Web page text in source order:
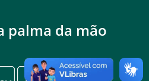
palma da mão